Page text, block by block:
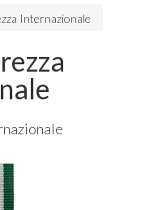
Internazionale